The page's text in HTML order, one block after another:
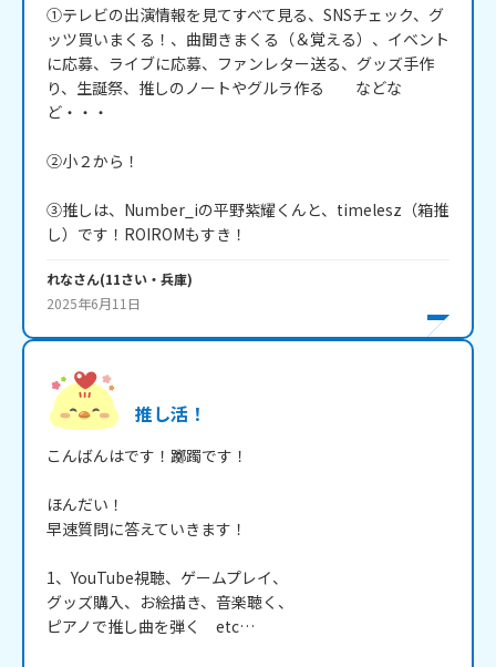
①テレビの出演情報を見てすべて見る、SNSチェック、グ
ッツ買いまくる！、曲聞きまくる（＆覚える）、イベント
に応募、ライブに応募、ファンレター送る、グッズ手作
り、生誕祭、推しのノートやグルラ作る　　などな
ど・・・
②小２から！
③推しは、Number_iの平野紫耀くんと、timelesz（箱推
し）です！ROIROMもすき！
れなさん(11さい・ 兵庫)
2025年6月11日
推し活！
こんばんはです！躑躅です！
ほんだい！
早速質問に答えていきます！
1、YouTube視聴、ゲームプレイ、
グッズ購入、お絵描き、音楽聴く、
ピアノで推し曲を弾く　etc…